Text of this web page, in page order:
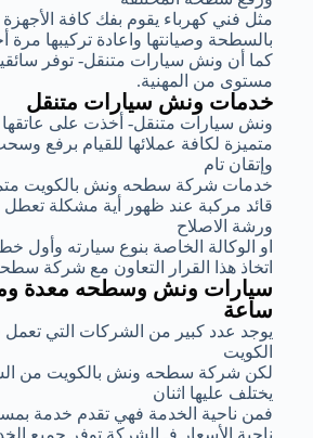
مثل فني كهرباء يقوم بفك كافة الأجهزة
بالسطحة وصيانتها واعادة تركيبها مرة
كما أن ونش سيارات متنقل- توفر
مستوى من المهنية.
خدمات ونش سيارات متنقل
ونش سيارات متنقل- أخذت على
متميزة لكافة عملائها للقيام برفع
وإتقان تام
خدمات شركة سطحه ونش بالكويت
قائد مركبة عند ظهور أية مشكلة تعطل
ورشة الاصلاح
او الوكالة الخاصة بنوع سيارته وأول
اتخاذ هذا القرار التعاون مع شركة
ساعة
يوجد عدد كبير من الشركات التي
الكويت
لكن شركة سطحه ونش بالكويت من
يختلف عليها اثنان
فمن ناحية الخدمة فهي تقدم خدمة
ناحية الأسعار فـ الشركة توفر جميع